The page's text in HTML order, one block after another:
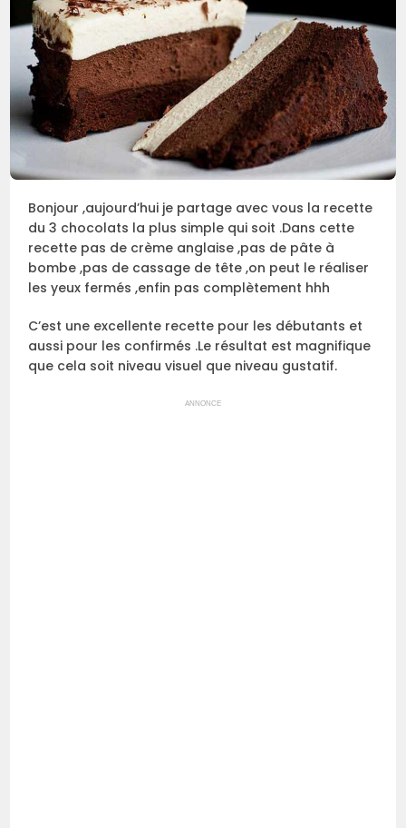
Bonjour ,aujourd’hui je partage avec vous la recette
du 3 chocolats la plus simple qui soit .Dans cette
recette pas de crème anglaise ,pas de pâte à
bombe ,pas de cassage de tête ,on peut le réaliser
les yeux fermés ,enfin pas complètement hhh
C’est une excellente recette pour les débutants et
aussi pour les confirmés .Le résultat est magnifique
que cela soit niveau visuel que niveau gustatif.
ANNONCE